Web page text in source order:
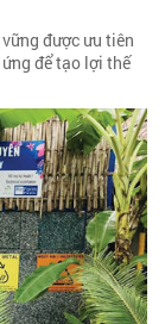
được ưu tiên
để tạo lợi thế